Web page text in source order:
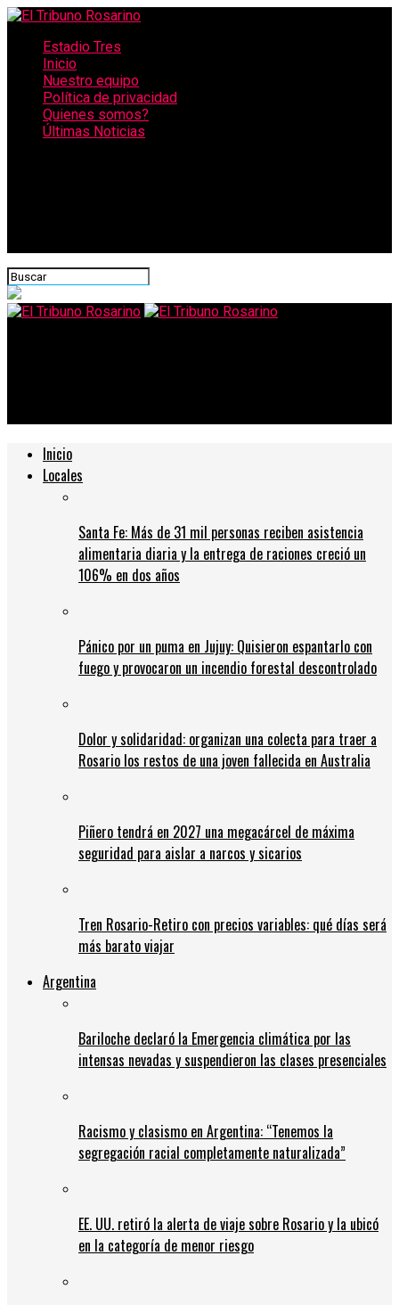
Estadio Tres
Inicio
Nuestro equipo
Política de privacidad
Quienes somos?
Últimas Noticias
Inicio
Locales
Santa Fe: Más de 31 mil personas reciben asistencia
alimentaria diaria y la entrega de raciones creció un
106% en dos años
Pánico por un puma en Jujuy: Quisieron espantarlo con
fuego y provocaron un incendio forestal descontrolado
Dolor y solidaridad: organizan una colecta para traer a
Rosario los restos de una joven fallecida en Australia
Piñero tendrá en 2027 una megacárcel de máxima
seguridad para aislar a narcos y sicarios
Tren Rosario-Retiro con precios variables: qué días será
más barato viajar
Argentina
Bariloche declaró la Emergencia climática por las
intensas nevadas y suspendieron las clases presenciales
Racismo y clasismo en Argentina: “Tenemos la
segregación racial completamente naturalizada”
EE. UU. retiró la alerta de viaje sobre Rosario y la ubicó
en la categoría de menor riesgo